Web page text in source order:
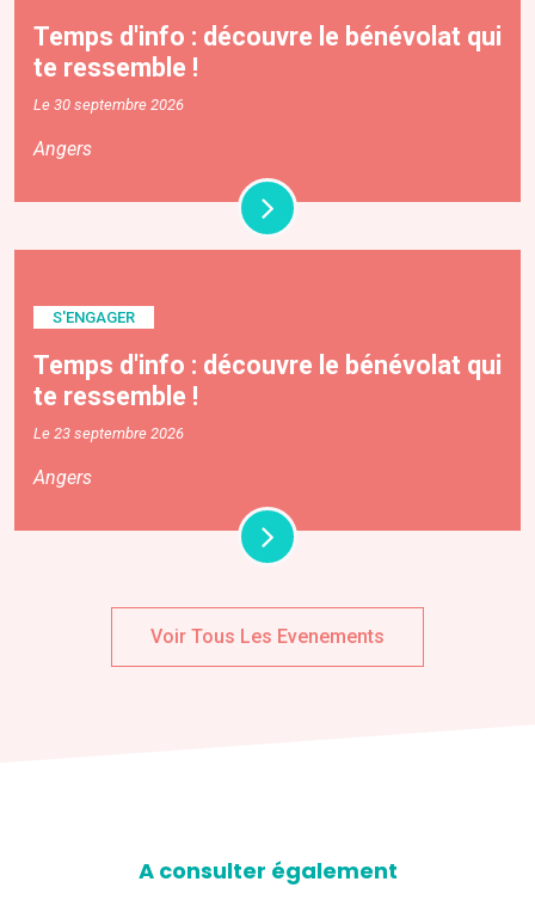
Temps d'info : découvre le bénévolat qui
te ressemble !
Le 30 septembre 2026
Angers
S'ENGAGER
Temps d'info : découvre le bénévolat qui
te ressemble !
Le 23 septembre 2026
Angers
Voir Tous Les Evenements
A consulter également